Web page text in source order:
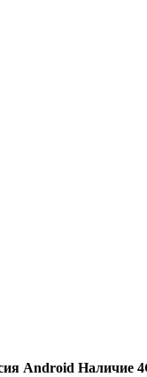
Android Наличие